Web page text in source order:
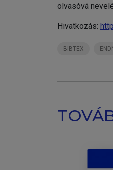
olvasóvá
Hivatkozás:
BIBTEX